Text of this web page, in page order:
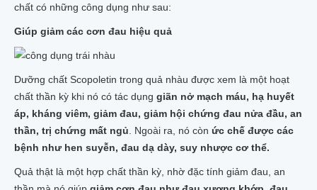
chất có những công dụng như sau:
Giúp giảm các cơn đau hiệu quả
Dưỡng chất Scopoletin trong quả nhàu được xem là một hoạt
chất thần kỳ khi nó có tác dụng giãn nở mạch máu, hạ huyết
áp, kháng viêm, giảm đau, giảm hội chứng đau nửa đầu, an
thần, trị chứng mất ngủ . Ngoài ra, nó còn ức chế được các
bệnh như hen suyễn, đau dạ dày, suy nhược cơ thể.
Quả thật là một hợp chất thần kỳ, nhờ đặc tính giảm đau, an